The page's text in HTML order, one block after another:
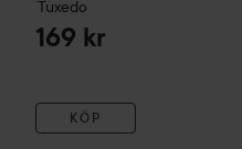
Tuxedo
169 kr
KÖP